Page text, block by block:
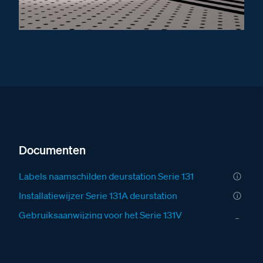
Documenten
Labels naamschilden deurstation Serie 131
Installatiewijzer Serie 131A deurstation
Gebruiksaanwijzing voor het Serie 131V